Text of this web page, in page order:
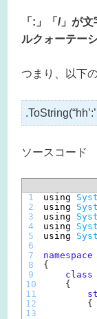
「:」「/」が
ルクォーテー
つまり、以下
ソースコード
1
2
3
4
5
6
7
8
9
10
11
12
13
using
using
using
using
using
namespace
{
class
{
{